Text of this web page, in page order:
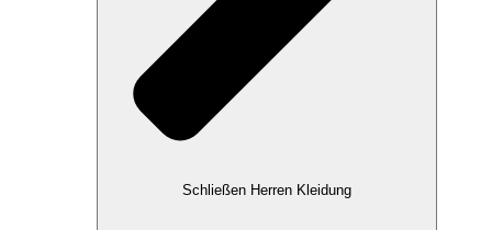
Schließen Herren Kleidung